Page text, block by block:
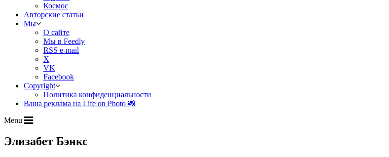
Космос
Авторские статьи
Мы
О сайте
Мы в Feedly
RSS e-mail
X
VK
Facebook
Copyright
Политика конфиденциальности
Ваша реклама на Life on Photo 📸
Menu
Элизабет Бэнкс